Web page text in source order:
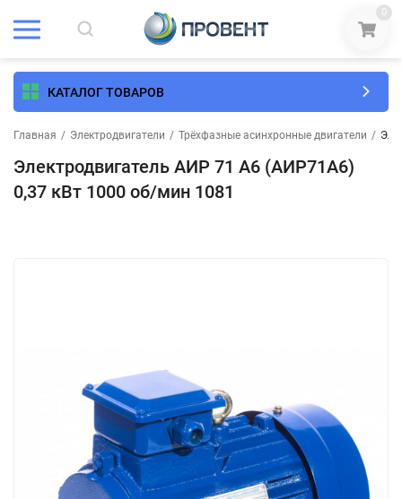
0
КАТАЛОГ ТОВАРОВ
Главная / Электродвигатели / Трёхфазные асинхронные двигатели /
Электродвигатель АИР 71 А6 (АИР71А6)
0,37 кВт 1000 об/мин 1081